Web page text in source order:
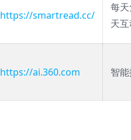
https://smartread.cc/
每
天
https://ai.360.com 智